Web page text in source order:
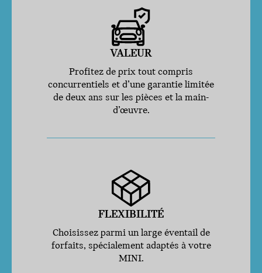
VALEUR
Profitez de prix tout compris
concurrentiels et d’une garantie limitée
de deux ans sur les pièces et la main-
d’œuvre.
FLEXIBILITÉ
Choisissez parmi un large éventail de
forfaits, spécialement adaptés à votre
MINI.